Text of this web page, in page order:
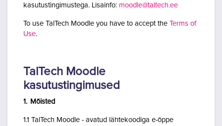
kasutustingimustega. Lisainfo: moodle@taltech.ee
To use TalTech Moodle you have to accept the Terms of
Use.
TalTech Moodle
kasutustingimused
1. Mõisted
1.1 TalTech Moodle - avatud lähtekoodiga e-õppe